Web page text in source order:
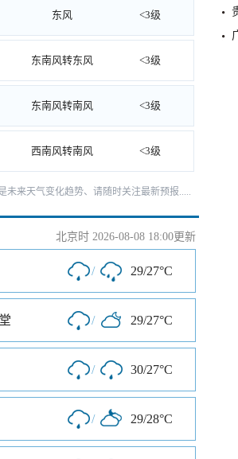
东风 <3级
东南风转东风 <3级
东南风转南风 <3级
西南风转南风 <3级
未来天气变化趋势、请随时关注最新预报.....
北京时 2026-08-08 18:00更新
/ 29/27°C
/ 29/27°C
/ 30/27°C
/ 29/28°C